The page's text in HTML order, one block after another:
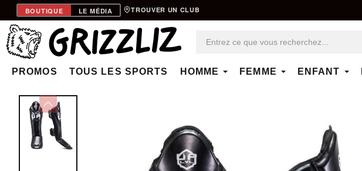
BOUTIQUE LE MÉDIA TROUVER UN CLUB
PROMOS TOUS LES SPORTS HOMME FEMME ENFANT